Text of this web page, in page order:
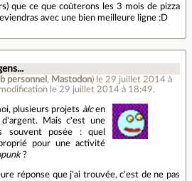
que ce que coûterons les 3 mois de pizza
avec une bien meilleure ligne :D
personnel , Mastodon) le 29 juillet 2014 à
le 29 juillet 2014 à 18:49.
plusieurs projets àlcen
Mais c'est une
souvent posée : quel
pour une activité
?
réponse que j'ai trouvée, c'est de ne pas